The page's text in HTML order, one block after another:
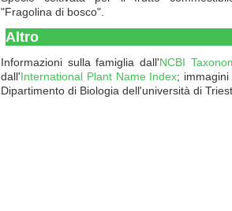
"Fragolina di bosco".
Altro
Informazioni sulla famiglia dall'NCBI
dall'International Plant Name Index;
Dipartimento di Biologia dell'università di